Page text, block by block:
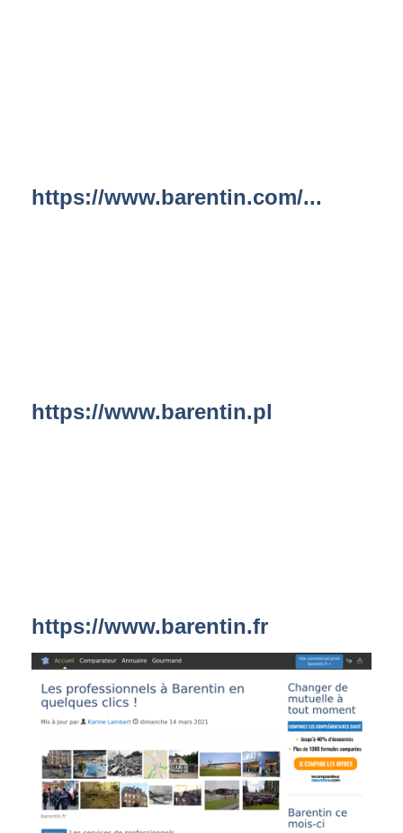
https://www.barentin.com/...
https://www.barentin.pl
https://www.barentin.fr